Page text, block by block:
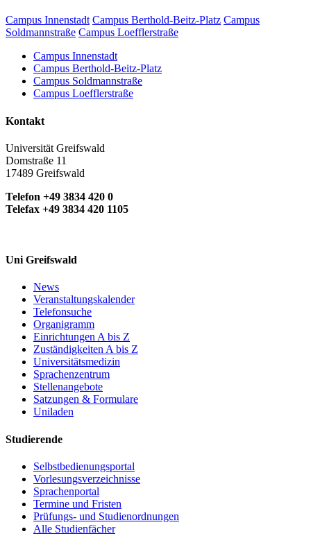
Campus Innenstadt Campus Berthold-Beitz-Platz Campus
Soldmannstraße Campus Loefflerstraße
Campus Innenstadt
Campus Berthold-Beitz-Platz
Campus Soldmannstraße
Campus Loefflerstraße
Kontakt
Universität Greifswald
Domstraße 11
17489 Greifswald
Telefon +49 3834 420 0
Telefax +49 3834 420 1105
Uni Greifswald
News
Veranstaltungskalender
Telefonsuche
Organigramm
Einrichtungen A bis Z
Zuständigkeiten A bis Z
Universitätsmedizin
Sprachenzentrum
Stellenangebote
Satzungen & Formulare
Uniladen
Studierende
Selbstbedienungsportal
Vorlesungsverzeichnisse
Sprachenportal
Termine und Fristen
Prüfungs- und Studienordnungen
Alle Studienfächer